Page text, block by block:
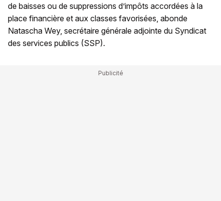
de baisses ou de suppressions d’impôts accordées à la
place financière et aux classes favorisées, abonde
Natascha Wey, secrétaire générale adjointe du Syndicat
des services publics (SSP).